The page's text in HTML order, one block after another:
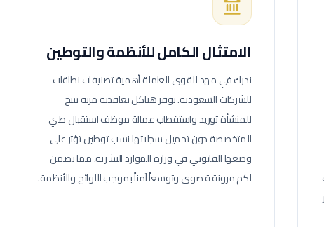
الامتثال الكامل للأنظمة والتوطين
ندرك في مهد للقوى العاملة أهمية تصنيفات نطاقات
للشركات السعودية. نوفر هياكل تعاقدية مرنة تتيح
للمنشأة توريد واستقطاب عمالةموظف استقبال طبي
المتخصصة دون تحميل سجلاتها نسب توطين تؤثر على
وضعها القانوني في وزارة الموارد البشرية، مما يضمن
لكم مرونة قصوى وتوسعاً آمناً بموجب اللوائح والأنظمة.